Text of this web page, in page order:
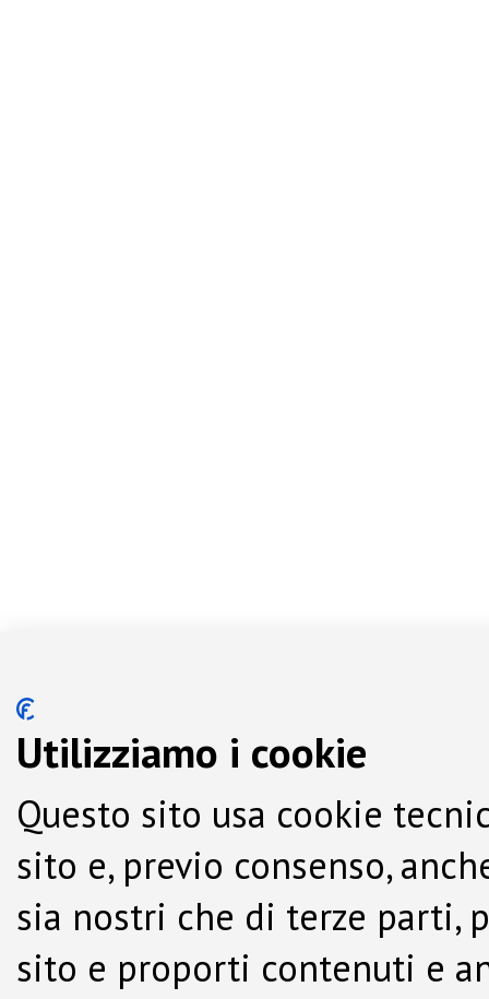
Utilizziamo i cookie
Questo sito usa cookie
sito e, previo consenso,
sia nostri che di terze parti,
sito e proporti contenuti e